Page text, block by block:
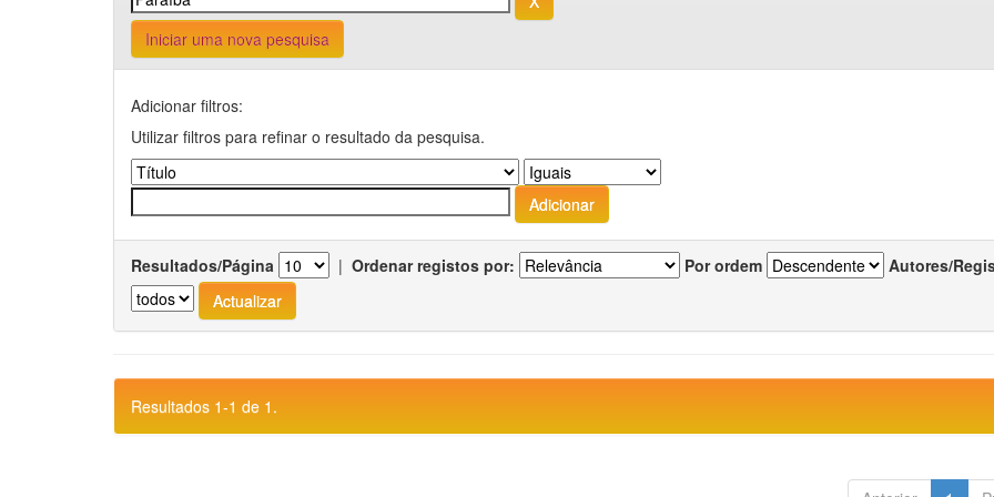
Iniciar uma nova pesquisa
Adicionar filtros:
Utilizar filtros para refinar o resultado da pesquisa.
Resultados/Página | Ordenar registos por: Por ordem Autores/
Resultados 1-1 de 1.